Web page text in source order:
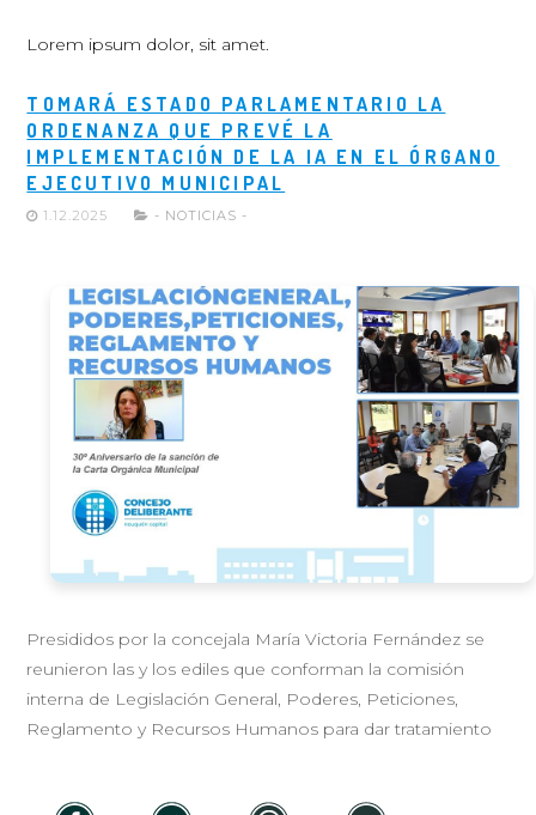
Lorem ipsum dolor, sit amet.
TOMARÁ ESTADO PARLAMENTARIO LA
ORDENANZA QUE PREVÉ LA
IMPLEMENTACIÓN DE LA IA EN EL ÓRGANO
EJECUTIVO MUNICIPAL
1.12.2025 - NOTICIAS -
Presididos por la concejala María Victoria Fernández se
reunieron las y los ediles que conforman la comisión
interna de Legislación General, Poderes, Peticiones,
Reglamento y Recursos Humanos para dar tratamiento